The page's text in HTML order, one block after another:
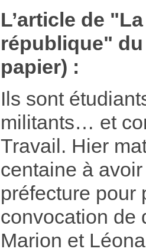
L’article de
république"
papier) :
Ils sont
militants… et
Travail. Hier
centaine à
préfecture pour
convocation de
Marion et